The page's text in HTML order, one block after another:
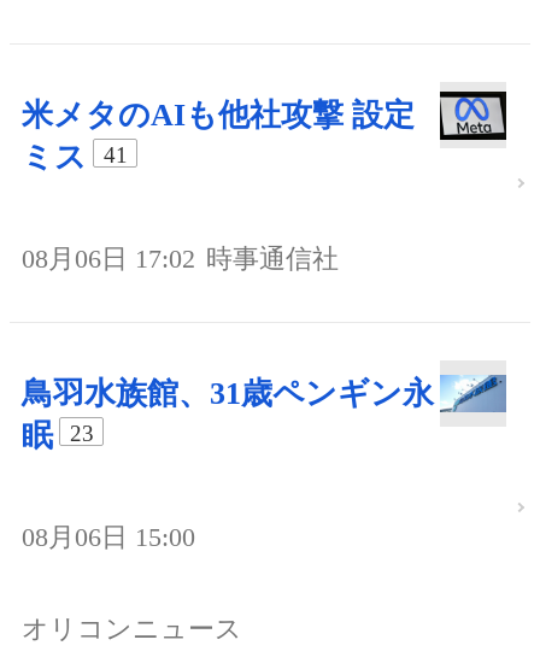
米メタのAIも他社攻撃 設定
ミス
41
08月06日 17:02 時事通信社
鳥羽水族館、31歳ペンギン永
眠
23
08月06日 15:00
オリコンニュース